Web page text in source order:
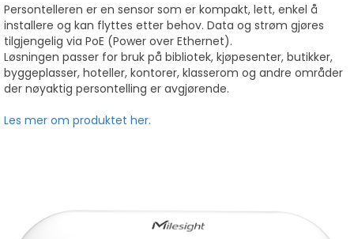
Persontelleren er en sensor som er kompakt, lett, enkel å
installere og kan flyttes etter behov. Data og strøm gjøres
tilgjengelig via PoE (Power over Ethernet).
Løsningen passer for bruk på bibliotek, kjøpesenter, butikker,
byggeplasser, hoteller, kontorer, klasserom og andre områder
der nøyaktig persontelling er avgjørende.
Les mer om produktet her.